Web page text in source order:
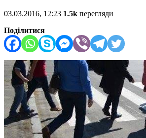
03.03.2016, 12:23 1.5k перегляди
Поділитися